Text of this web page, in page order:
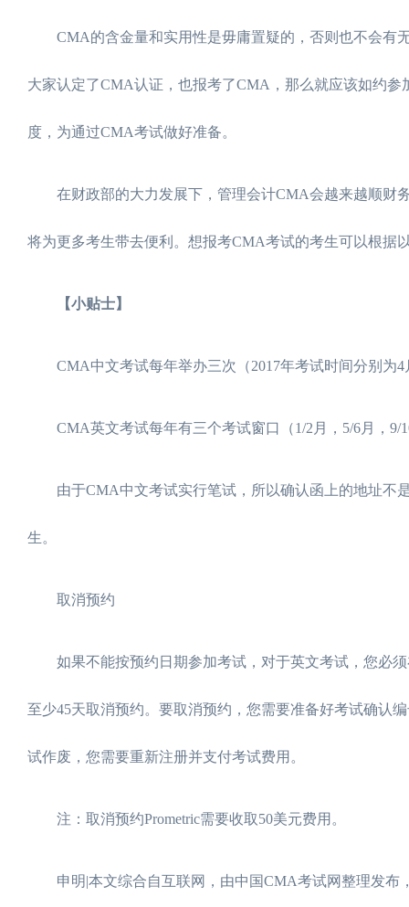
CMA的含金量和实用性是毋庸置疑的，否则也不会有
大家认定了CMA认证，也报考了CMA，那么就应该如约
度，为通过CMA考试做好准备。
在财政部的大力发展下，管理会计CMA会越来越顺财
将为更多考生带去便利。想报考CMA考试的考生可以根据
【小贴士】
CMA中文考试每年举办三次（2017年考试时间分别为4
CMA英文考试每年有三个考试窗口（1/2月，5/6月，9/
由于CMA中文考试实行笔试，所以确认函上的地址不
生。
取消预约
如果不能按预约日期参加考试，对于英文考试，您必须
至少45天取消预约。要取消预约，您需要准备好考试确认
试作废，您需要重新注册并支付考试费用。
注：取消预约Prometric需要收取50美元费用。
申明|本文综合自互联网，由中国CMA考试网整理发布，